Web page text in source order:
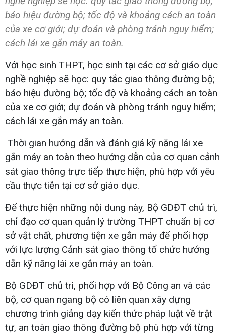
báo hiệu đường bộ; tốc độ và khoảng cách an toàn
của xe cơ giới; dự đoán và phòng tránh nguy hiểm;
cách lái xe gắn máy an toàn.
Với học sinh THPT, học sinh tại các cơ sở giáo dục
nghề nghiệp sẽ học: quy tắc giao thông đường bộ;
báo hiệu đường bộ; tốc độ và khoảng cách an toàn
của xe cơ giới; dự đoán và phòng tránh nguy hiểm;
cách lái xe gắn máy an toàn.
Thời gian hướng dẫn và đánh giá kỹ năng lái xe
gắn máy an toàn theo hướng dẫn của cơ quan cảnh
sát giao thông trực tiếp thực hiện, phù hợp với yêu
cầu thực tiễn tại cơ sở giáo dục.
Để thực hiện những nội dung này, Bộ GDĐT chủ trì,
chỉ đạo cơ quan quản lý trường THPT chuẩn bị cơ
sở vật chất, phương tiện xe gắn máy để phối hợp
với lực lượng Cảnh sát giao thông tổ chức hướng
dẫn kỹ năng lái xe gắn máy an toàn.
Bộ GDĐT chủ trì, phối hợp với Bộ Công an và các
bộ, cơ quan ngang bộ có liên quan xây dựng
chương trình giảng dạy kiến thức pháp luật về trật
tự, an toàn giao thông đường bộ phù hợp với từng